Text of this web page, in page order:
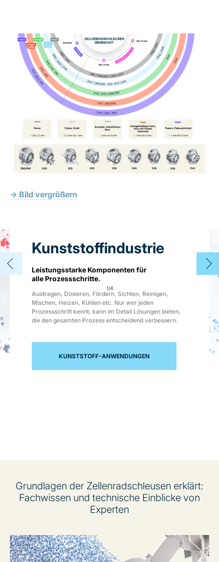
→ Bild vergrößern
Kunststoffindustrie
Leistungsstarke Komponenten für
alle Prozessschritte.
Austragen, Dosieren, Fördern, Sichten, Reinigen,
Mischen, Heizen, Kühlen etc. Nur wer jeden
Prozessschritt kennt, kann im Detail Lösungen bieten,
die den gesamten Prozess entscheidend verbessern.
KUNSTSTOFF-ANWENDUNGEN
1/4
Grundlagen der Zellenradschleusen erklärt:
Fachwissen und technische Einblicke von
Experten